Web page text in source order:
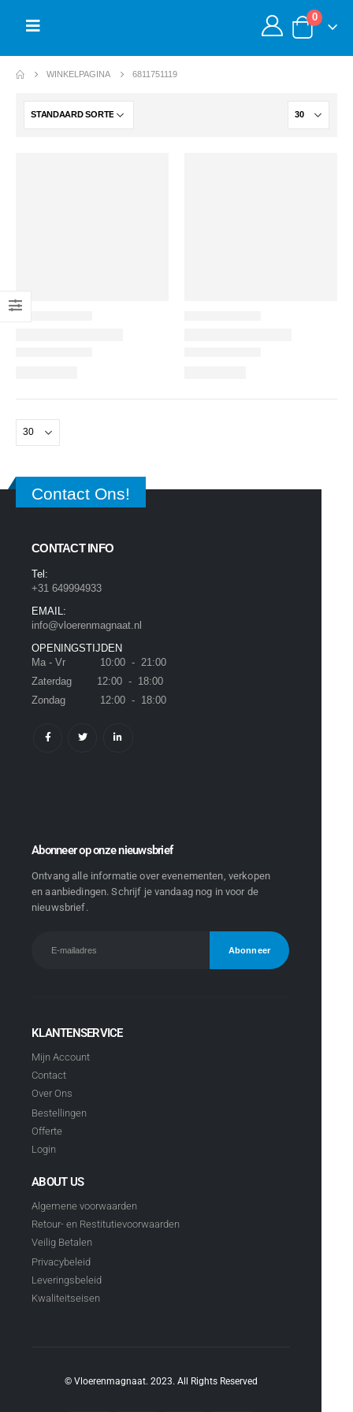
0
WINKELPAGINA 6811751119
Contact Ons!
CONTACT INFO
Tel:
+31 649994933
EMAIL:
info@vloerenmagnaat.nl
OPENINGSTIJDEN
Ma - Vr 10:00 - 21:00
Zaterdag 12:00 - 18:00
Zondag 12:00 - 18:00
Abonneer op onze nieuwsbrief
Ontvang alle informatie over evenementen, verkopen
en aanbiedingen. Schrijf je vandaag nog in voor de
nieuwsbrief.
KLANTENSERVICE
Mijn Account
Contact
Over Ons
Bestellingen
Offerte
Login
ABOUT US
Algemene voorwaarden
Retour- en Restitutievoorwaarden
Veilig Betalen
Privacybeleid
Leveringsbeleid
Kwaliteitseisen
© Vloerenmagnaat. 2023. All Rights Reserved